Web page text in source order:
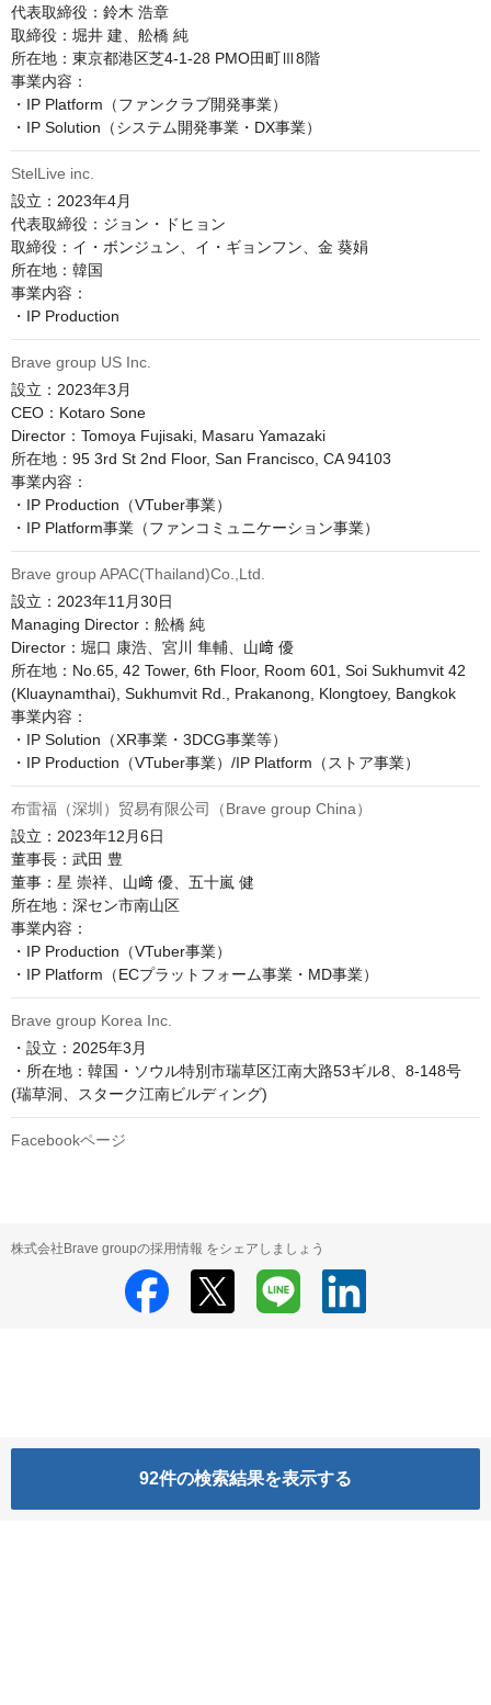
92件の検索結果を表示する
代表取締役：鈴木 浩章
取締役：堀井 建、舩橋 純
所在地：東京都港区芝4-1-28 PMO田町Ⅲ8階
事業内容：
・IP Platform（ファンクラブ開発事業）
StelLive inc.
設立：2023年4月
代表取締役：ジョン・ドヒョン
取締役：イ・ボンジュン、イ・ギョンフン、金 葵娟
所在地：韓国
事業内容：
Brave group US Inc.
設立：2023年3月
CEO：Kotaro Sone
Director：Tomoya Fujisaki, Masaru Yamazaki
所在地：95 3rd St 2nd Floor, San Francisco, CA 94103
事業内容：
・IP Production（VTuber事業）
Brave group APAC(Thailand)Co.,Ltd.
設立：2023年11月30日
Managing Director：舩橋 純
Director：堀口 康浩、宮川 隼輔、山﨑 優
所在地：No.65, 42 Tower, 6th Floor, Room 601, Soi Sukhumvit 42
(Kluaynamthai), Sukhumvit Rd., Prakanong, Klongtoey, Bangkok
事業内容：
・IP Solution（XR事業・3DCG事業等）
・IP Production（VTuber事業）/IP Platform（ストア事業）
布雷福（深圳）贸易有限公司（Brave group China）
設立：2023年12月6日
董事長：武田 豊
董事：星 崇祥、山﨑 優、五十嵐 健
所在地：深セン市南山区
事業内容：
・IP Production（VTuber事業）
・IP Platform（ECプラットフォーム事業・MD事業）
Brave group Korea Inc.
・設立：2025年3月
・所在地：韓国・ソウル特別市瑞草区江南大路53ギル8、8-148号
(瑞草洞、スターク江南ビルディング)
Facebookページ
株式会社Brave groupの採用情報 をシェアしましょう